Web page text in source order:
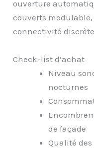
ouverture
couverts
connectivité
Check-list d’achat
Niveau
nocturnes
de façade
Qualité